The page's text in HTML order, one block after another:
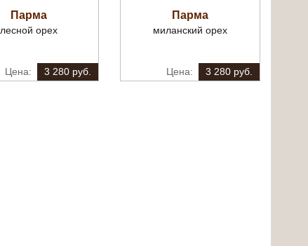
Парма
лесной орех
3 280 руб.
Парма
миланский орех
3 280 руб.